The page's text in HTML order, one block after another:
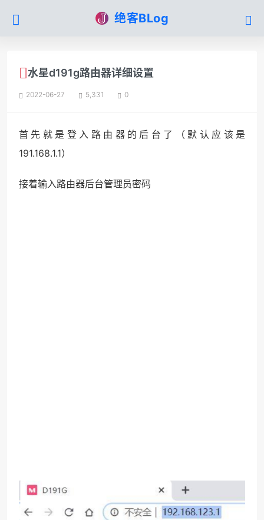
绝客BLog
水星d191g路由器详细设置
2022-06-27 5,331 0
首先就是登入路由器的后台了（默认应该是
191.168.1.1）
接着输入路由器后台管理员密码